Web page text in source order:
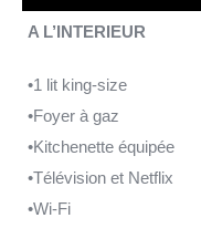
A L’INTERIEUR
•1 lit king-size
•Foyer à gaz
•Kitchenette équipée
•Télévision et Netflix
•Wi-Fi